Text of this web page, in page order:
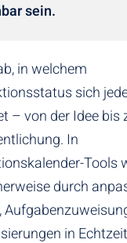
sein.
in welchem
sich
– von der Idee bis
In
Tools
durch
in Echtzeit